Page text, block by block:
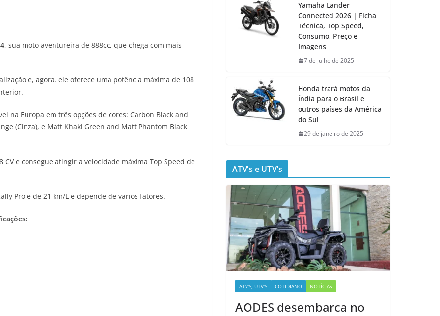
, sua moto aventureira de 888cc, que chega com mais
e, agora, ele oferece uma potência máxima de 108
na Europa em três opções de cores: Carbon Black and
(Cinza), e Matt Khaki Green and Matt Phantom Black
CV e consegue atingir a velocidade máxima Top Speed de
Pro é de 21 km/L e depende de vários fatores.
Yamaha Lander
Connected 2026 | Ficha
Técnica, Top Speed,
Consumo, Preço e
Imagens
7 de julho de 2025
Honda trará motos da
Índia para o Brasil e
outros países da América
do Sul
29 de janeiro de 2025
ATV’s e UTV’s
ATV'S, UTV'S COTIDIANO NOTÍCIAS
AODES desembarca no